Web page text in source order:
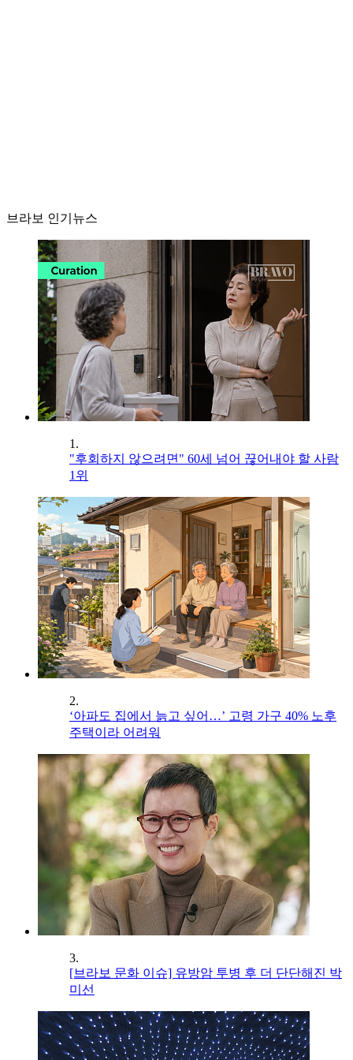
브라보 인기뉴스
1.
"후회하지 않으려면" 60세 넘어 끊어내야 할 사람
1위
2.
‘아파도 집에서 늙고 싶어…’ 고령 가구 40% 노후
주택이라 어려워
3.
[브라보 문화 이슈] 유방암 투병 후 더 단단해진 박
미선